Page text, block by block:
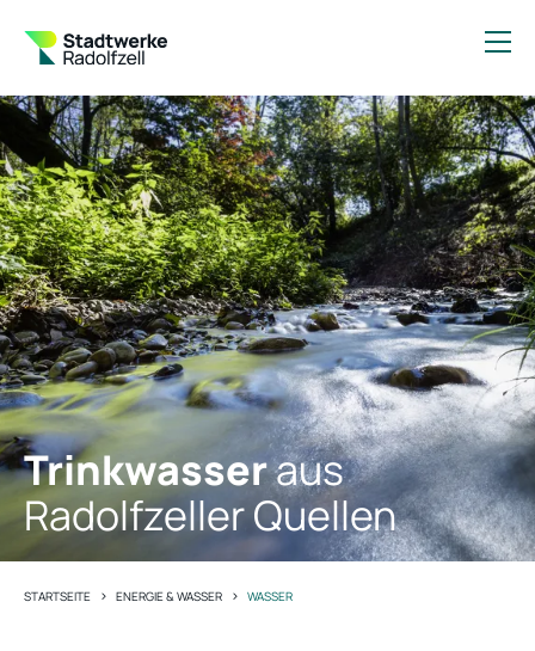
Trinkwasseraus
Radolfzeller Quellen
STARTSEITE > ENERGIE & WASSER > WASSER